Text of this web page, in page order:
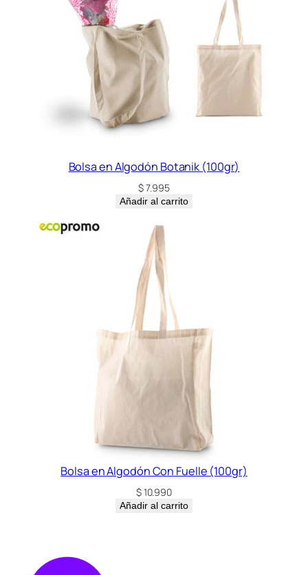
Bolsa en Algodón Botanik (100gr)
$7.995
Añadir al carrito
Bolsa en Algodón Con Fuelle (100gr)
$10.990
Añadir al carrito